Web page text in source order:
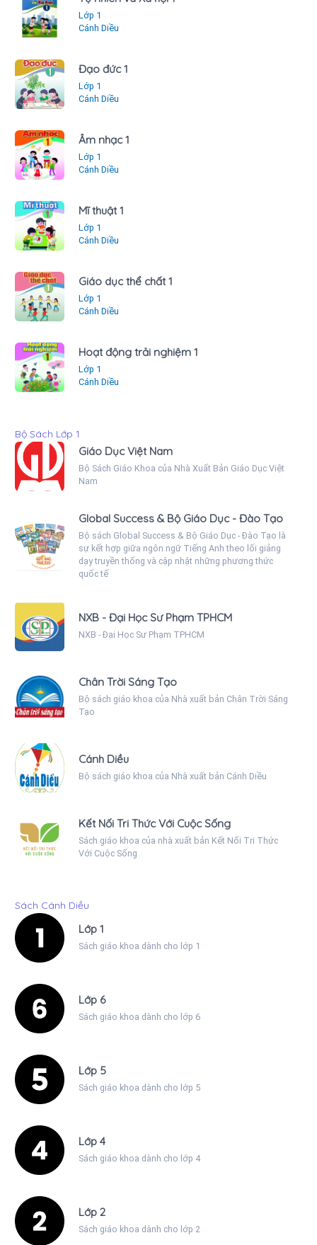
Lớp 1
Cánh Diều
Đạo đức 1
Lớp 1
Cánh Diều
Âm nhạc 1
Lớp 1
Cánh Diều
Mĩ thuật 1
Lớp 1
Cánh Diều
Giáo dục thể chất 1
Lớp 1
Cánh Diều
Hoạt động trải nghiệm 1
Lớp 1
Cánh Diều
Bộ Sách Lớp 1
Giáo Dục Việt Nam
Bộ Sách Giáo Khoa của Nhà Xuất Bản Giáo Dục Việt
Nam
Global Success & Bộ Giáo Dục - Đào Tạo
Bộ sách Global Success & Bộ Giáo Dục - Đào Tạo là
sự kết hợp giữa ngôn ngữ Tiếng Anh theo lối giảng
dạy truyền thống và cập nhật những phương thức
quốc tế
NXB - Đại Học Sư Phạm TPHCM
NXB - Đại Học Sư Phạm TPHCM
Chân Trời Sáng Tạo
Bộ sách giáo khoa của Nhà xuất bản Chân Trời Sáng
Tạo
Cánh Diều
Bộ sách giáo khoa của Nhà xuất bản Cánh Diều
Kết Nối Tri Thức Với Cuộc Sống
Sách giáo khoa của nhà xuất bản Kết Nối Tri Thức
Với Cuộc Sống
Sách Cánh Diều
Lớp 1
Sách giáo khoa dành cho lớp 1
Lớp 6
Sách giáo khoa dành cho lớp 6
Lớp 5
Sách giáo khoa dành cho lớp 5
Lớp 4
Sách giáo khoa dành cho lớp 4
Lớp 2
Sách giáo khoa dành cho lớp 2